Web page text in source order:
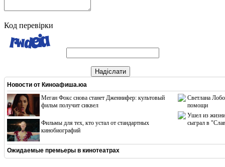
Код перевірки
Надіслати
Новости от Киноафиша.юа
Меган Фокс снова станет Дженнифер: культовый
фильм получит сиквел
Фильмы для тех, кто устал от стандартных
кинобиографий
Светлана
помощи
Ушел из жизни
сыграл в
Ожидаемые премьеры в кинотеатрах